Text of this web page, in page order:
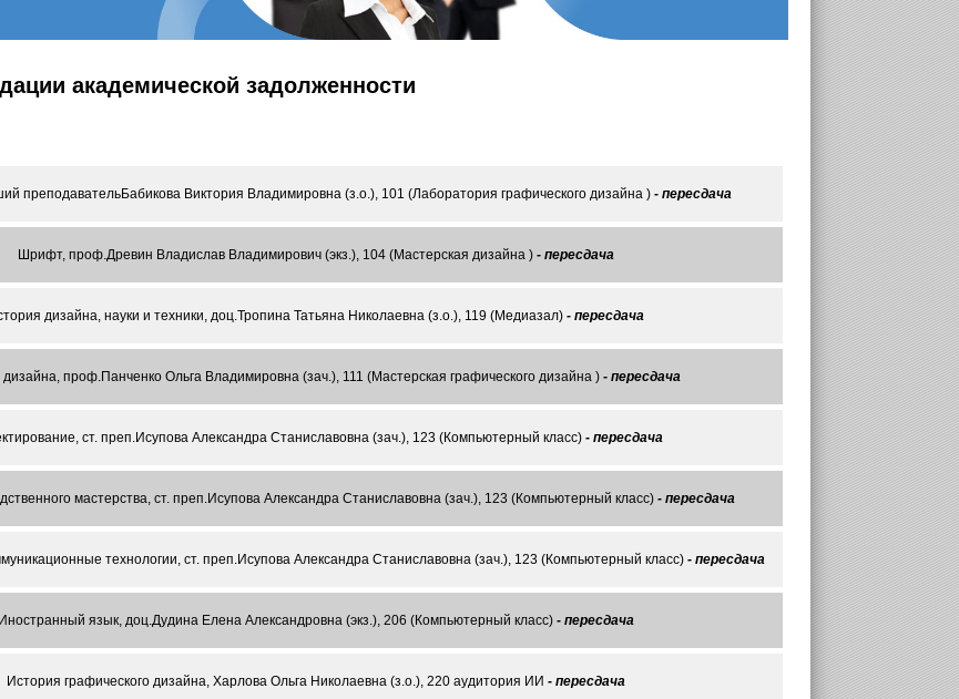
академической задолженности
преподавательБабикова Виктория Владимировна (з.о.), 101 (Лаборатория графического дизайна )- пересдача
Шрифт, проф.Древин Владислав Владимирович (экз.), 104 (Мастерская дизайна )- пересдача
дизайна, науки и техники, доц.Тропина Татьяна Николаевна (з.о.), 119 (Медиазал) - пересдача
проф.Панченко Ольга Владимировна (зач.), 111 (Мастерская графического дизайна )- пересдача
ст. преп.Исупова Александра Станиславовна (зач.), 123 (Компьютерный класс)- пересдача
мастерства, ст. преп.Исупова Александра Станиславовна (зач.), 123 (Компьютерный класс) - пересдача
технологии, ст. преп.Исупова Александра Станиславовна (зач.), 123 (Компьютерный класс)- пересдача
Иностранный язык, доц.Дудина Елена Александровна (экз.), 206 (Компьютерный класс)- пересдача
История графического дизайна, Харлова Ольга Николаевна (з.о.), 220 аудитория ИИ - пересдача